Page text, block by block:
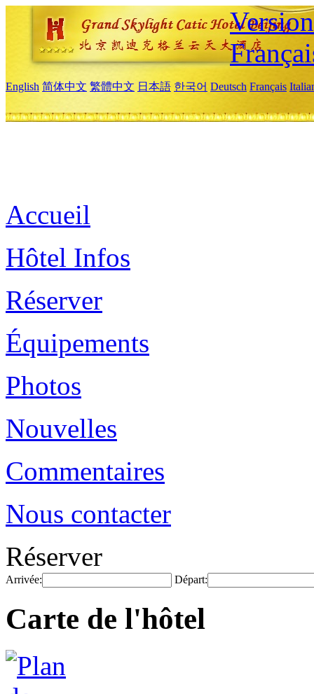
English 简体中文 繁體中文 日本語 한국어 Deutsch Français
Accueil
Hôtel Infos
Réserver
Équipements
Photos
Nouvelles
Commentaires
Nous contacter
Réserver
Arrivée: Départ:
Carte de l'hôtel